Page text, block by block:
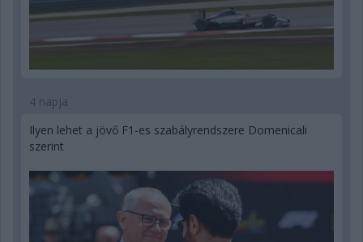
4 napja
Ilyen lehet a jövő F1-es szabályrendszere Domenicali
szerint